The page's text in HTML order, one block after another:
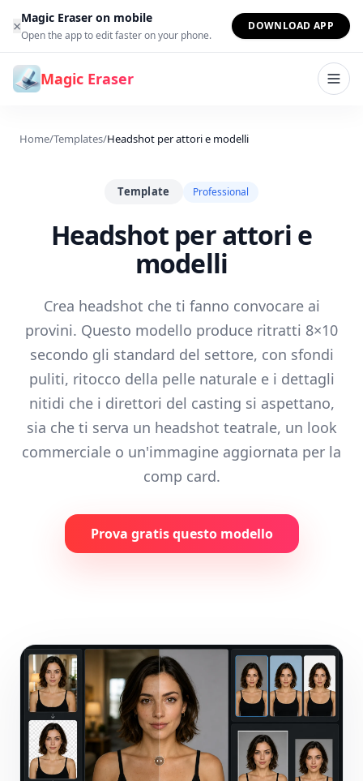
Vai al contenuto
×Magic Eraser on mobile
Open the app to edit faster on your phone.
DOWNLOAD APP
Magic Eraser
Home/Templates/Headshot per attori e modelli
Template Professional
Headshot per attori e
modelli
Crea headshot che ti fanno convocare ai
provini. Questo modello produce ritratti 8×10
secondo gli standard del settore, con sfondi
puliti, ritocco della pelle naturale e i dettagli
nitidi che i direttori del casting si aspettano,
sia che ti serva un headshot teatrale, un look
commerciale o un'immagine aggiornata per la
comp card.
Prova gratis questo modello